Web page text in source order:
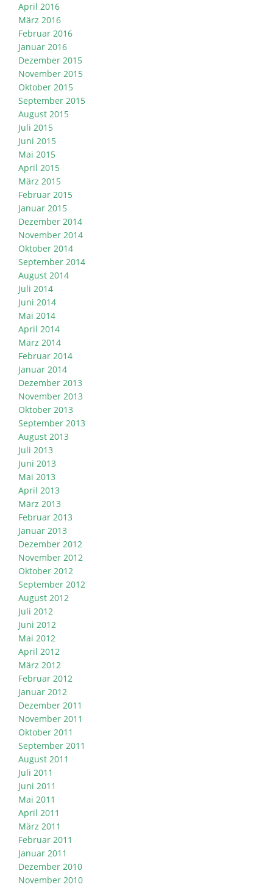
April 2016
März 2016
Februar 2016
Januar 2016
Dezember 2015
November 2015
Oktober 2015
September 2015
August 2015
Juli 2015
Juni 2015
Mai 2015
April 2015
März 2015
Februar 2015
Januar 2015
Dezember 2014
November 2014
Oktober 2014
September 2014
August 2014
Juli 2014
Juni 2014
Mai 2014
April 2014
März 2014
Februar 2014
Januar 2014
Dezember 2013
November 2013
Oktober 2013
September 2013
August 2013
Juli 2013
Juni 2013
Mai 2013
April 2013
März 2013
Februar 2013
Januar 2013
Dezember 2012
November 2012
Oktober 2012
September 2012
August 2012
Juli 2012
Juni 2012
Mai 2012
April 2012
März 2012
Februar 2012
Januar 2012
Dezember 2011
November 2011
Oktober 2011
September 2011
August 2011
Juli 2011
Juni 2011
Mai 2011
April 2011
März 2011
Februar 2011
Januar 2011
Dezember 2010
November 2010